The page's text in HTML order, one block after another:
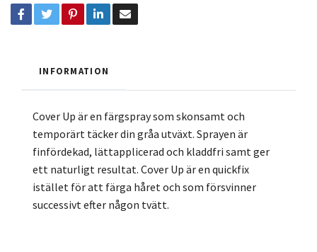
INFORMATION
Cover Up är en färgspray som skonsamt och
temporärt täcker din gråa utväxt. Sprayen är
finfördekad, lättapplicerad och kladdfri samt ger
ett naturligt resultat. Cover Up är en quickfix
istället för att färga håret och som försvinner
successivt efter någon tvätt.